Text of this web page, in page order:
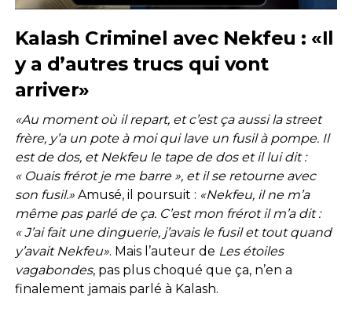
Kalash Criminel avec Nekfeu : «Il
y a d’autres trucs qui vont
arriver»
«Au moment où il repart, et c’est ça aussi la street
frère, y’a un pote à moi qui lave un fusil à pompe. Il
est de dos, et Nekfeu le tape de dos et il lui dit :
« Ouais frérot je me barre », et il se retourne avec
son fusil.» Amusé, il poursuit : «Nekfeu, il ne m’a
même pas parlé de ça. C’est mon frérot il m’a dit :
« J’ai fait une dinguerie, j’avais le fusil et tout quand
y’avait Nekfeu». Mais l’auteur de Les étoiles
vagabondes, pas plus choqué que ça, n’en a
finalement jamais parlé à Kalash.